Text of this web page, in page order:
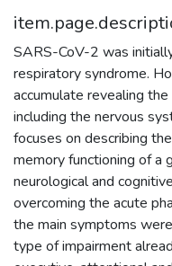
SARS-CoV-2 was
respiratory syndrome.
accumulate revealing
including the nervous
focuses on describing
memory functioning of a
neurological and
overcoming the acute
the main symptoms
type of impairment